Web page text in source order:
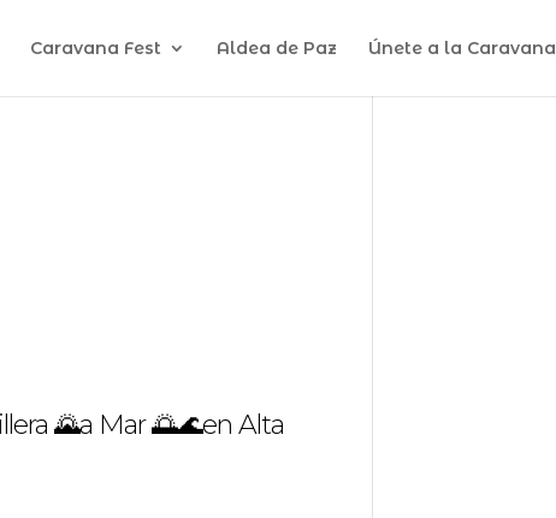
Caravana Fest Aldea de Paz Únete a la Caravana
🌄a Mar 🌅🌊en Alta